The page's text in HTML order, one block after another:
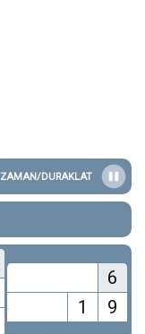
ZAMAN/DURAKLAT
6
1
9